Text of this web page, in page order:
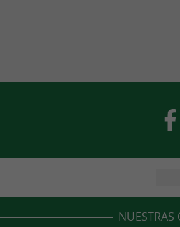
NUESTRAS